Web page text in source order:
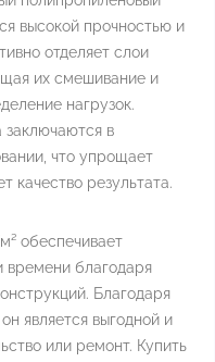
высокой прочностью и
отделяет слои
их смешивание и
нагрузок.
заключаются в
что упрощает
качество результата.
обеспечивает
времени благодаря
Благодаря
является выгодной и
или ремонт. Купить